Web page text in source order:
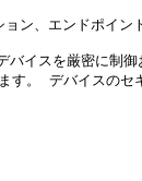
ン、エンドポイン
バイスを厳密に
。 デバイスの